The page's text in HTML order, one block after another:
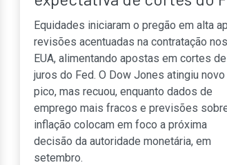
Equidades iniciaram o pregão em alta
revisões acentuadas na contratação nos
EUA, alimentando apostas em cortes de
juros do Fed. O Dow Jones atingiu novo
pico, mas recuou, enquanto dados de
emprego mais fracos e previsões
inflação colocam em foco a próxima
decisão da autoridade monetária, em
setembro.